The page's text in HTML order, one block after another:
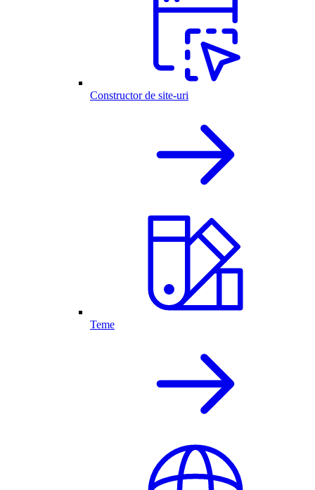
Constructor de site-uri
Teme